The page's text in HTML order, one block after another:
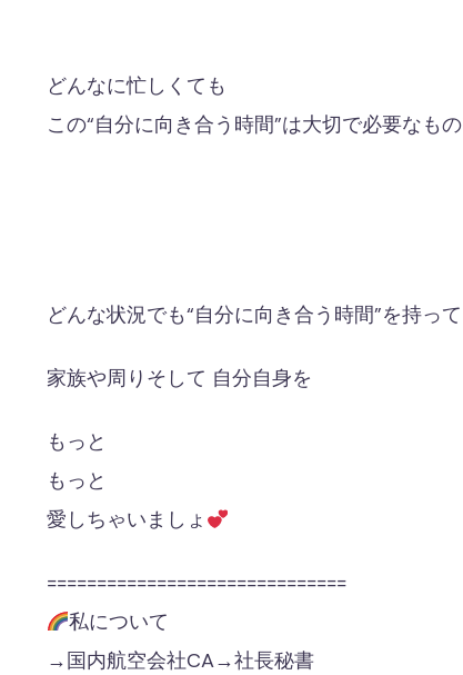
どんなに忙しくても
この“自分に向き合う時間”は大切で必要なもの
どんな状況でも“自分に向き合う時間”を持って
家族や周りそして 自分自身を
もっと
もっと
愛しちゃいましょ
==============================
私について
→国内航空会社CA→社長秘書